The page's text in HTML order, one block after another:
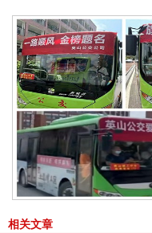
相关文章